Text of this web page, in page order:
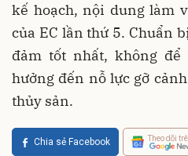
kế hoạch, nội dung làm
của EC lần thứ 5. Chuẩn
đảm tốt nhất, không
hưởng đến nỗ lực gỡ
thủy sản.
Chia sẻ Facebook Theo dõi